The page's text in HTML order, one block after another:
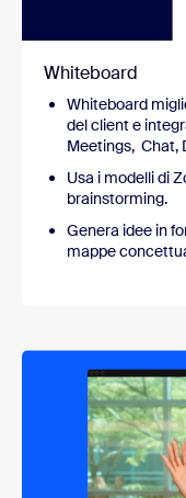
Whiteboard
Whiteboard
del client e
Meetings, Chat,
Usa i modelli di
brainstorming.
Genera idee in
mappe